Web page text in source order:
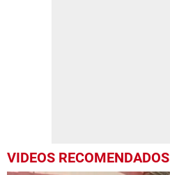
VIDEOS RECOMENDADOS